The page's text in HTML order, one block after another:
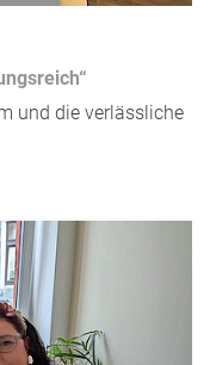
und die verlässliche